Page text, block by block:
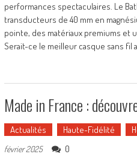
performances spectaculaires. Le
transducteurs de 40 mm en
pointe, des matériaux premiums et
Serait-ce le meilleur casque sans fil
Made in France :
Actualités Haute-Fidélité
février 2025
0